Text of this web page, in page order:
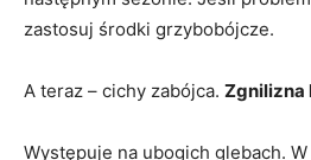
zastosuj środki grzybobójcze.
A teraz – cichy zabójca. Zgnilizna
Występuje na ubogich glebach.